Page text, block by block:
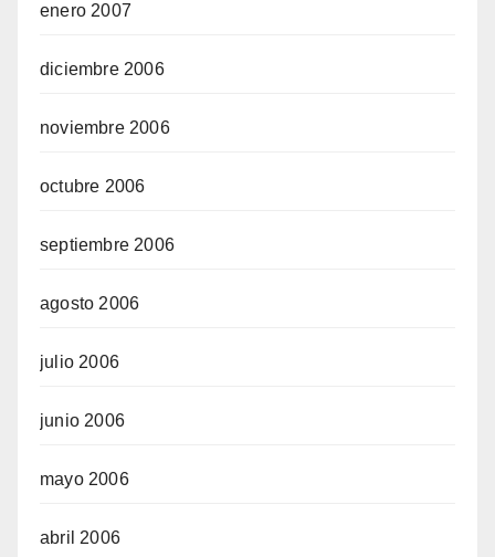
enero 2007
diciembre 2006
noviembre 2006
octubre 2006
septiembre 2006
agosto 2006
julio 2006
junio 2006
mayo 2006
abril 2006